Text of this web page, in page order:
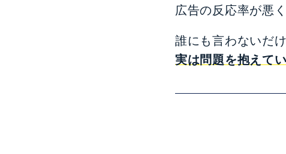
広告の反応率が悪
誰にも言わないだ
実は問題を抱えて